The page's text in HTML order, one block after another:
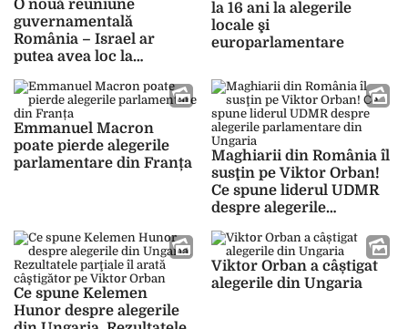
O nouă reuniune
guvernamentală
România – Israel ar
putea avea loc la
la 16 ani la alegerile
locale şi
europarlamentare
Emmanuel Macron
poate pierde alegerile
parlamentare din Franța
Maghiarii din România îl
susţin pe Viktor Orban!
Ce spune liderul UDMR
despre alegerile
Ungaria
Ce spune Kelemen
Hunor despre alegerile
Viktor Orban a câștigat
alegerile din Ungaria